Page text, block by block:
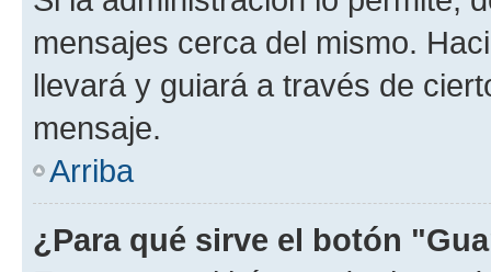
mensajes cerca del mismo.
llevará y guiará a través de
mensaje.
Arriba
¿Para qué sirve el botón